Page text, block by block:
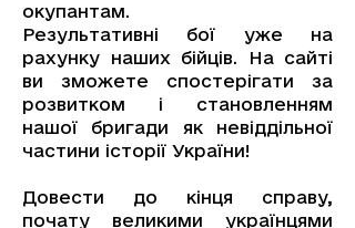
окупантам.
Результативні бої уже на
рахунку наших бійців. На сайті
ви зможете спостерігати за
розвитком і становленням
нашої бригади як невіддільної
частини історії України!
Довести до кінця справу,
почату великими українцями